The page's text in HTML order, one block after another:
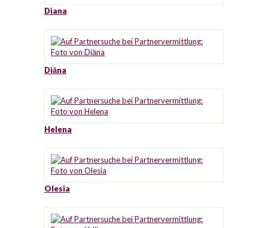
Diana
Diāna
Helena
Olesia